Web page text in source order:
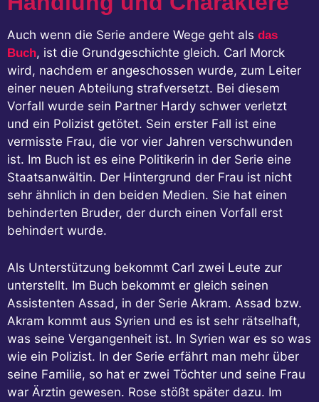
Auch wenn die Serie andere Wege geht als das
Buch, ist die Grundgeschichte gleich. Carl Morck
wird, nachdem er angeschossen wurde, zum Leiter
einer neuen Abteilung strafversetzt. Bei diesem
Vorfall wurde sein Partner Hardy schwer verletzt
und ein Polizist getötet. Sein erster Fall ist eine
vermisste Frau, die vor vier Jahren verschwunden
ist. Im Buch ist es eine Politikerin in der Serie eine
Staatsanwältin. Der Hintergrund der Frau ist nicht
sehr ähnlich in den beiden Medien. Sie hat einen
behinderten Bruder, der durch einen Vorfall erst
behindert wurde.
Als Unterstützung bekommt Carl zwei Leute zur
unterstellt. Im Buch bekommt er gleich seinen
Assistenten Assad, in der Serie Akram. Assad bzw.
Akram kommt aus Syrien und es ist sehr rätselhaft,
was seine Vergangenheit ist. In Syrien war es so was
wie ein Polizist. In der Serie erfährt man mehr über
seine Familie, so hat er zwei Töchter und seine Frau
war Ärztin gewesen. Rose stößt später dazu. Im